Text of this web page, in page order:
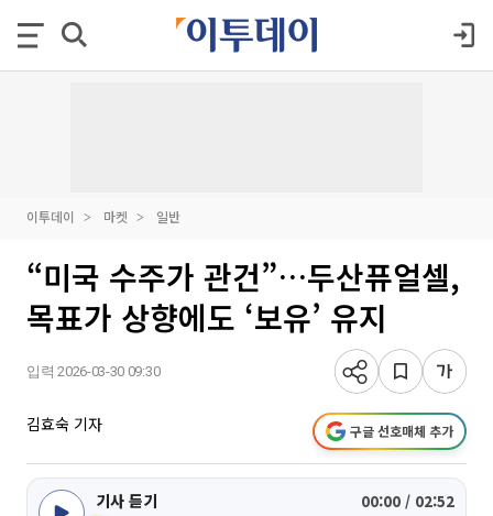
이투데이 마켓 일반
“미국 수주가 관건”…두산퓨얼셀,
목표가 상향에도 ‘보유’ 유지
입력 2026-03-30 09:30
김효숙 기자 구글 선호매체 추가
기사 듣기 00:00 / 02:52